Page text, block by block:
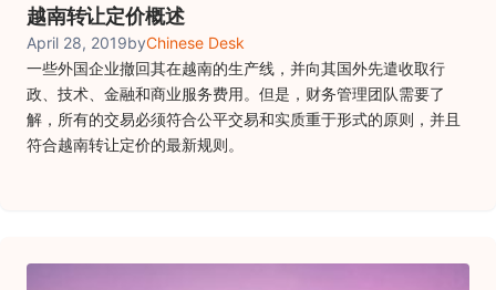
越南转让定价概述
April 28, 2019byChinese Desk
一些外国企业撤回其在越南的生产线，并向其国外先遣收取行
政、技术、金融和商业服务费用。但是，财务管理团队需要了
解，所有的交易必须符合公平交易和实质重于形式的原则，并且
符合越南转让定价的最新规则。